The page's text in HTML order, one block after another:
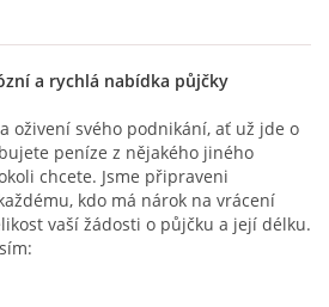
a rychlá nabídka půjčky
oživení svého podnikání, ať už jde o
peníze z nějakého jiného
chcete. Jsme připraveni
kdo má nárok na vrácení
vaší žádosti o půjčku a její délku.